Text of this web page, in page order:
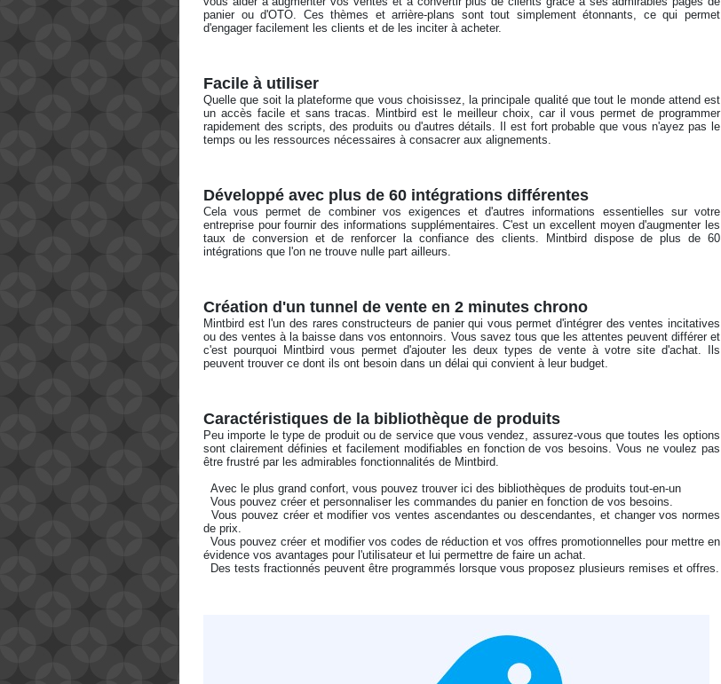
panier ou d'OTO. Ces thèmes et arrière-plans sont tout simplement étonnants, ce qui permet
d'engager facilement les clients et de les inciter à acheter.
Facile à utiliser
Quelle que soit la plateforme que vous choisissez, la principale qualité que tout le monde attend est
un accès facile et sans tracas. Mintbird est le meilleur choix, car il vous permet de programmer
rapidement des scripts, des produits ou d'autres détails. Il est fort probable que vous n'ayez pas le
temps ou les ressources nécessaires à consacrer aux alignements.
Développé avec plus de 60 intégrations différentes
Cela vous permet de combiner vos exigences et d'autres informations essentielles sur votre
entreprise pour fournir des informations supplémentaires. C'est un excellent moyen d'augmenter les
taux de conversion et de renforcer la confiance des clients. Mintbird dispose de plus de 60
intégrations que l'on ne trouve nulle part ailleurs.
Création d'un tunnel de vente en 2 minutes chrono
Mintbird est l'un des rares constructeurs de panier qui vous permet d'intégrer des ventes incitatives
ou des ventes à la baisse dans vos entonnoirs. Vous savez tous que les attentes peuvent différer et
c'est pourquoi Mintbird vous permet d'ajouter les deux types de vente à votre site d'achat. Ils
peuvent trouver ce dont ils ont besoin dans un délai qui convient à leur budget.
Caractéristiques de la bibliothèque de produits
Peu importe le type de produit ou de service que vous vendez, assurez-vous que toutes les options
sont clairement définies et facilement modifiables en fonction de vos besoins. Vous ne voulez pas
être frustré par les admirables fonctionnalités de Mintbird.
  Avec le plus grand confort, vous pouvez trouver ici des bibliothèques de produits tout-en-un
  Vous pouvez créer et personnaliser les commandes du panier en fonction de vos besoins.
  Vous pouvez créer et modifier vos ventes ascendantes ou descendantes, et changer vos normes
de prix.
  Vous pouvez créer et modifier vos codes de réduction et vos offres promotionnelles pour mettre en
évidence vos avantages pour l'utilisateur et lui permettre de faire un achat.